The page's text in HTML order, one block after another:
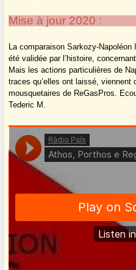
Mise à jour 2020 :
La comparaison Sarkozy-Napoléon
été validée par l’histoire,
Mais les actions particulières de
traces qu’elles ont laissé, viennent
mousquetaires de ReGasPros.
Tederic M.